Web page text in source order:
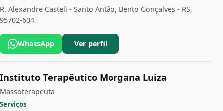
R. Alexandre Casteli - Santo Antão, Bento Gonçalves - RS,
95702-604
WhatsApp Ver perfil
Instituto Terapêutico Morgana Luiza
Massoterapeuta
Serviços